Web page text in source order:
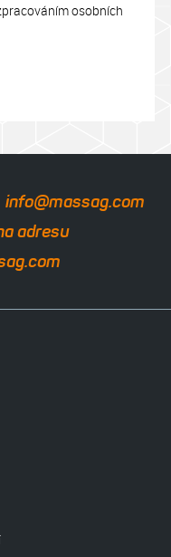
osobních
info@massag.com
adresu